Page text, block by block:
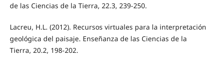
de las Ciencias de la Tierra, 22.3, 239-250.
Lacreu, H.L. (2012). Recursos virtuales para la interpretación
geológica del paisaje. Enseñanza de las Ciencias de la
Tierra, 20.2, 198-202.